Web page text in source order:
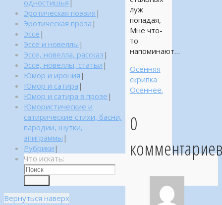
луж
попадая,
Мне что-
то
напоминают…
Осенняя
скрипка
Осеннее.
0
одностишья |
Эротическая поэзия |
Эротическая проза |
Эссе |
Эссе и новеллы |
Эссе, новелла, рассказ |
Эссе, новеллы, статьи |
Юмор и ирония |
Юмор и сатира |
Юмор и сатира в прозе |
Юмористические и
сатирические стихи, басни,
пародии, шутки,
эпиграммы |
Рубрики |
Что искать:
Вернуться наверх